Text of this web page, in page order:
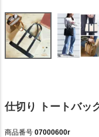
仕切り トートバッ
商品番号 07000600r